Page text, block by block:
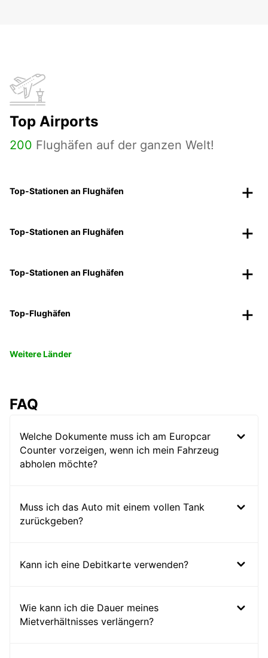
Top Airports
200 Flughäfen auf der ganzen Welt!
Top-Stationen an Flughäfen
Top-Stationen an Flughäfen
Top-Stationen an Flughäfen
Top-Flughäfen
Weitere Länder
FAQ
Welche Dokumente muss ich am Europcar
Counter vorzeigen, wenn ich mein Fahrzeug
abholen möchte?
Muss ich das Auto mit einem vollen Tank
zurückgeben?
Kann ich eine Debitkarte verwenden?
Wie kann ich die Dauer meines
Mietverhältnisses verlängern?